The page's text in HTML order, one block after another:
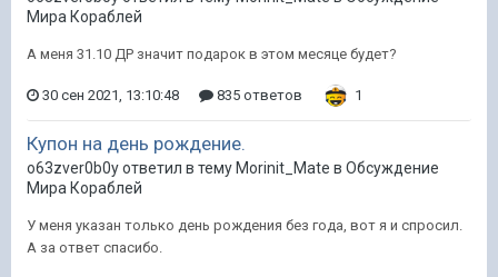
Мира Кораблей
А меня 31.10 ДР значит подарок в этом месяце будет?
30 сен 2021, 13:10:48 835 ответов 1
Купон на день рождение.
o63zver0b0y ответил в тему Morinit_Mate в Обсуждение
Мира Кораблей
У меня указан только день рождения без года, вот я и спросил.
А за ответ спасибо.